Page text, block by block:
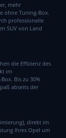
mehr
ohne Tuning-Box.
professionelle
SUV von Land
die Effizienz des
im
Bis zu 30%
abseits der
direkt im
Ihres Opel um